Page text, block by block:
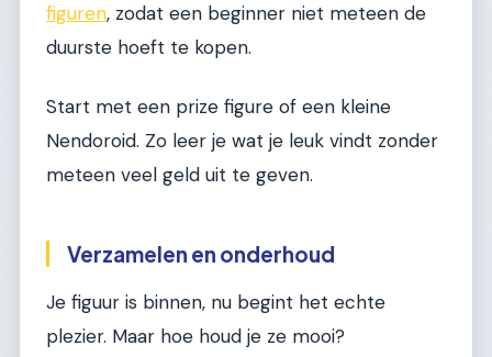
figuren, zodat een beginner niet meteen de
duurste hoeft te kopen.
Start met een prize figure of een kleine
Nendoroid. Zo leer je wat je leuk vindt zonder
meteen veel geld uit te geven.
Verzamelen en onderhoud
Je figuur is binnen, nu begint het echte
plezier. Maar hoe houd je ze mooi?